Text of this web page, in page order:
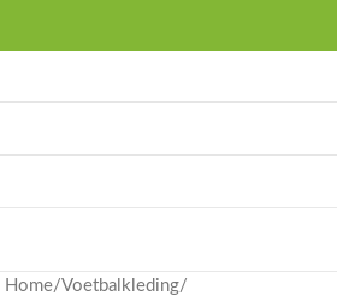
Home/Voetbalkleding/